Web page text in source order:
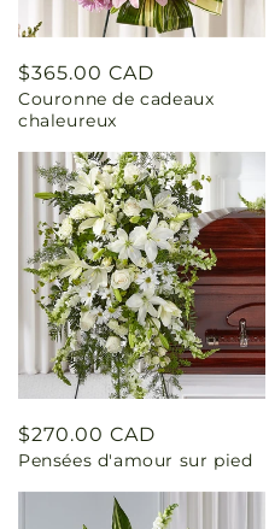
Prix
habituel
$365.00 CAD
Couronne de cadeaux
chaleureux
Prix
habituel
$270.00 CAD
Pensées d'amour sur pied